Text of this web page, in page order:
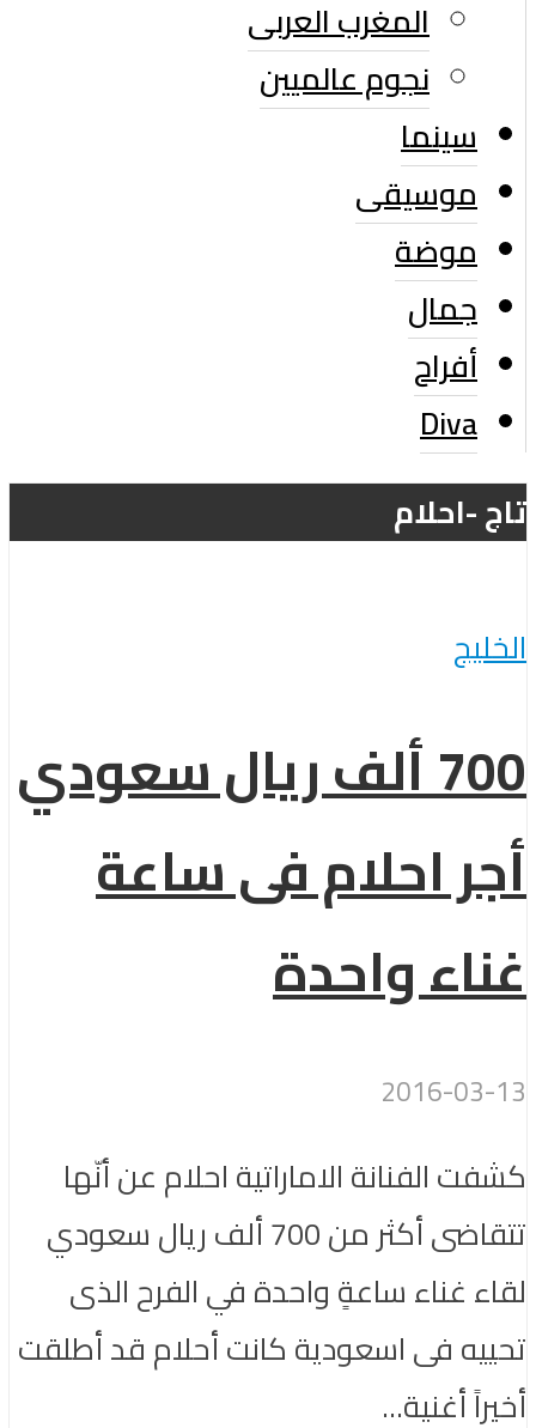
المغرب العربى
نجوم عالميين
سينما
موسيقى
موضة
جمال
أفراح
Diva
تاج -احلام
الخليج
700 ألف ريال سعودي
أجر احلام فى ساعة
غناء واحدة
2016-03-13
كشفت الفنانة الاماراتية احلام عن أنّها
تتقاضى أكثر من 700 ألف ريال سعودي
لقاء غناء ساعةٍ واحدة في الفرح الذى
تحييه فى اسعودية كانت أحلام قد أطلقت
أخيراً أغنية...